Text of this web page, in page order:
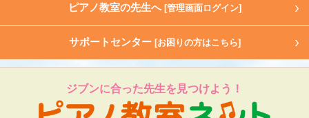
ピアノ教室の先生へ [管理画面ログイン]
サポートセンター [お困りの方はこちら]
ジブンに合った先生を見つけよう！